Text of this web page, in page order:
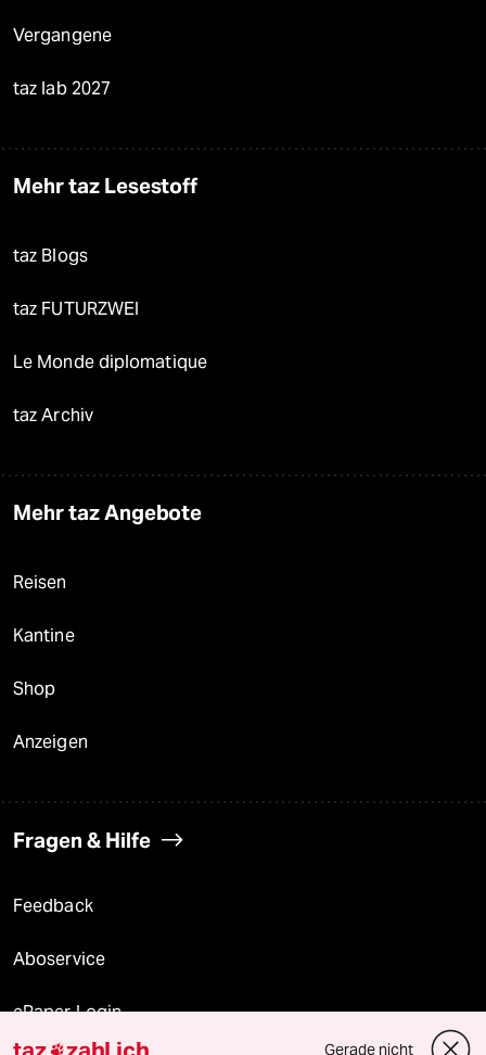
Vergangene
taz lab 2027
Mehr taz Lesestoff
taz Blogs
taz FUTURZWEI
Le Monde diplomatique
taz Archiv
Mehr taz Angebote
Reisen
Kantine
Shop
Anzeigen
Fragen & Hilfe
Feedback
Aboservice
ePaper Login
 Gerade nicht